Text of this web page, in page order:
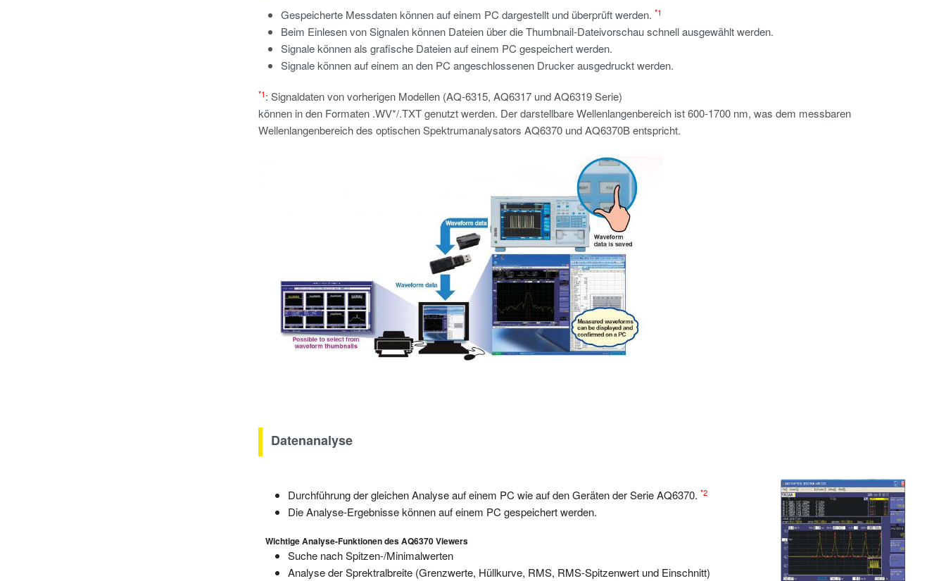
Gespeicherte Messdaten können auf einem PC dargestellt und überprüft werden. *1
Beim Einlesen von Signalen können Dateien über die Thumbnail-Dateivorschau schnell ausgewählt werden.
Signale können als grafische Dateien auf einem PC gespeichert werden.
Signale können auf einem an den PC angeschlossenen Drucker ausgedruckt werden.
*1: Signaldaten von vorherigen Modellen (AQ-6315, AQ6317 und AQ6319 Serie)
können in den Formaten .WV*/.TXT genutzt werden. Der darstellbare Wellenlangenbereich ist 600-1700 nm, was dem messbaren
Wellenlangenbereich des optischen Spektrumanalysators AQ6370 und AQ6370B entspricht.
Datenanalyse
Durchführung der gleichen Analyse auf einem PC wie auf den Geräten der Serie AQ6370. *2
Die Analyse-Ergebnisse können auf einem PC gespeichert werden.
Wichtige Analyse-Funktionen des AQ6370 Viewers
Suche nach Spitzen-/Minimalwerten
Analyse der Sprektralbreite (Grenzwerte, Hüllkurve, RMS, RMS-Spitzenwert und Einschnitt)